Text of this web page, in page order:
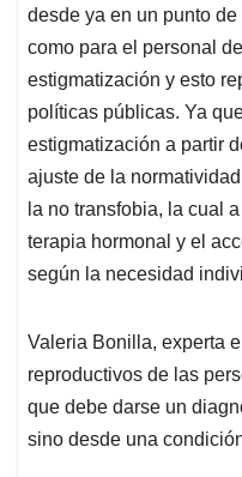
desde ya en un punto
como para el personal
estigmatización y esto
políticas públicas. Ya
estigmatización a partir
ajuste de la
la no transfobia, la cual
terapia hormonal y el
según la necesidad
Valeria Bonilla, experta
reproductivos de las
que debe darse un
sino desde una